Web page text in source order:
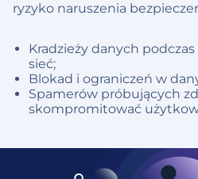
ryzyko naruszenia
Kradzieży danych podczas
sieć;
Blokad i ograniczeń w
Spamerów próbujących
skompromitować